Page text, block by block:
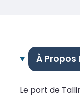
À Propos
Le port de